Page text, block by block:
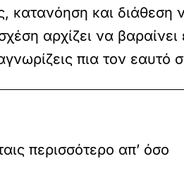
και διάθεση
αρχίζει να βαραίνει
πια τον εαυτό
περισσότερο απ’ όσο